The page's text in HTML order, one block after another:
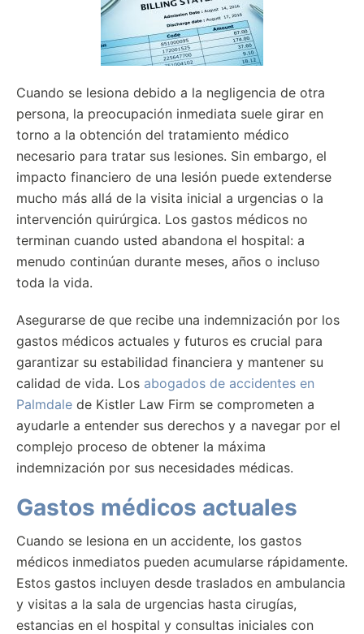
Cuando se lesiona debido a la negligencia de otra
persona, la preocupación inmediata suele girar en
torno a la obtención del tratamiento médico
necesario para tratar sus lesiones. Sin embargo, el
impacto financiero de una lesión puede extenderse
mucho más allá de la visita inicial a urgencias o la
intervención quirúrgica. Los gastos médicos no
terminan cuando usted abandona el hospital: a
menudo continúan durante meses, años o incluso
toda la vida.
Asegurarse de que recibe una indemnización por los
gastos médicos actuales y futuros es crucial para
garantizar su estabilidad financiera y mantener su
calidad de vida. Los abogados de accidentes en
Palmdale de Kistler Law Firm se comprometen a
ayudarle a entender sus derechos y a navegar por el
complejo proceso de obtener la máxima
indemnización por sus necesidades médicas.
Gastos médicos actuales
Cuando se lesiona en un accidente, los gastos
médicos inmediatos pueden acumularse rápidamente.
Estos gastos incluyen desde traslados en ambulancia
y visitas a la sala de urgencias hasta cirugías,
estancias en el hospital y consultas iniciales con